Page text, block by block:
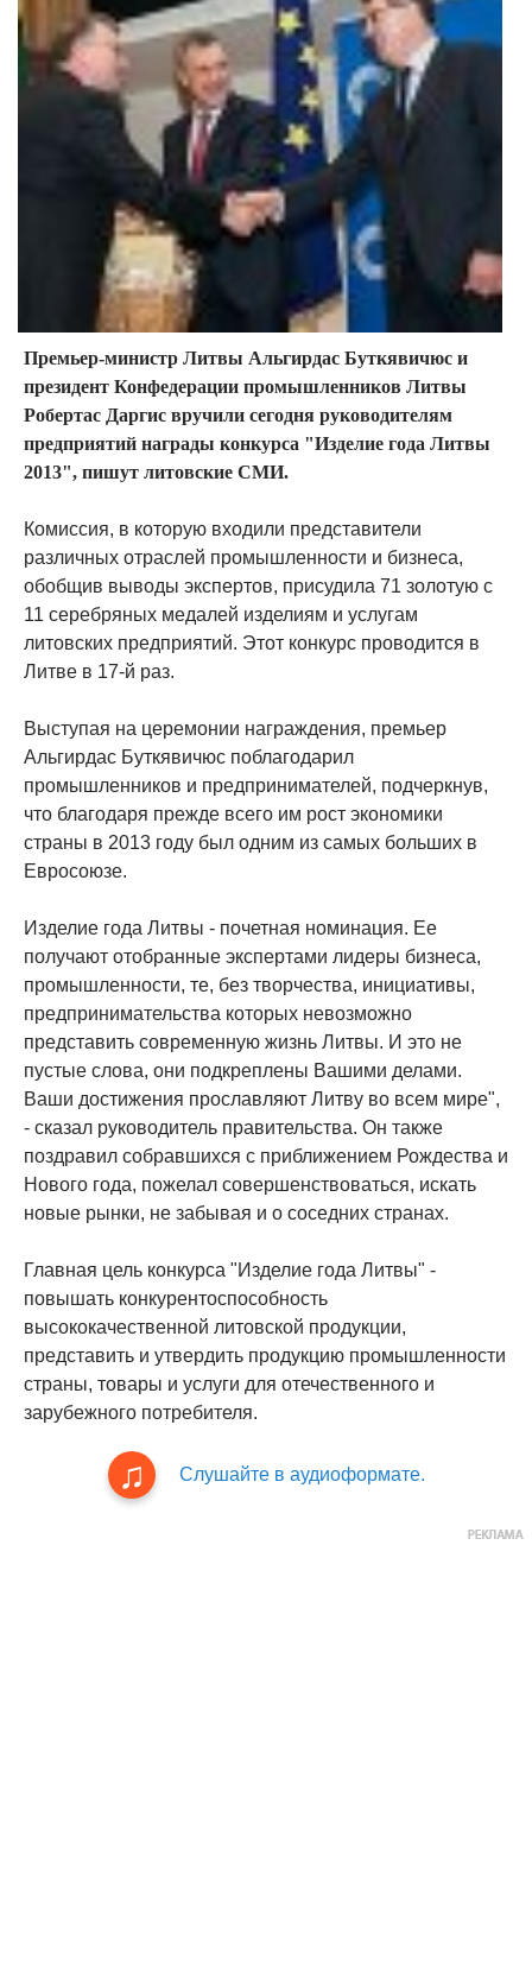
Премьер-министр Литвы Альгирдас Буткявичюс и
президент Конфедерации промышленников Литвы
Робертас Даргис вручили сегодня руководителям
предприятий награды конкурса "Изделие года Литвы
2013", пишут литовские СМИ.
Комиссия, в которую входили представители
различных отраслей промышленности и бизнеса,
обобщив выводы экспертов, присудила 71 золотую с
11 серебряных медалей изделиям и услугам
литовских предприятий. Этот конкурс проводится в
Литве в 17-й раз.
Выступая на церемонии награждения, премьер
Альгирдас Буткявичюс поблагодарил
промышленников и предпринимателей, подчеркнув,
что благодаря прежде всего им рост экономики
страны в 2013 году был одним из самых больших в
Евросоюзе.
Изделие года Литвы - почетная номинация. Ее
получают отобранные экспертами лидеры бизнеса,
промышленности, те, без творчества, инициативы,
предпринимательства которых невозможно
представить современную жизнь Литвы. И это не
пустые слова, они подкреплены Вашими делами.
Ваши достижения прославляют Литву во всем мире",
- сказал руководитель правительства. Он также
поздравил собравшихся с приближением Рождества и
Нового года, пожелал совершенствоваться, искать
новые рынки, не забывая и о соседних странах.
Главная цель конкурса "Изделие года Литвы" -
повышать конкурентоспособность
высококачественной литовской продукции,
представить и утвердить продукцию промышленности
страны, товары и услуги для отечественного и
зарубежного потребителя.
Слушайте в аудиоформате.